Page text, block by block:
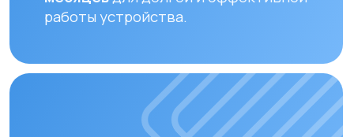
Оплата и доставка
Мы предлагаем удобные способы оплаты
и быструю доставку для наших клиентов
в Алматы и по всему Казахстану